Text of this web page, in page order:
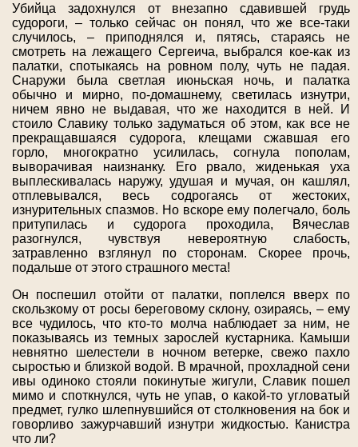
Убийца задохнулся от внезапно сдавившей грудь
судороги, – только сейчас он понял, что же все-таки
случилось, – приподнялся и, пятясь, стараясь не
смотреть на лежащего Сергеича, выбрался кое-как из
палатки, спотыкаясь на ровном полу, чуть не падая.
Снаружи была светлая июньская ночь, и палатка
обычно и мирно, по-домашнему, светилась изнутри,
ничем явно не выдавая, что же находится в ней. И
стоило Славику только задуматься об этом, как все не
прекращавшаяся судорога, клещами сжавшая его
горло, многократно усилилась, согнула пополам,
выворачивая наизнанку. Его рвало, жиденькая уха
выплескивалась наружу, удушая и мучая, он кашлял,
отплевывался, весь содрогаясь от жестоких,
изнурительных спазмов. Но вскоре ему полегчало, боль
притупилась и судорога проходила, Вячеслав
разогнулся, чувствуя невероятную слабость,
затравленно взглянул по сторонам. Скорее прочь,
подальше от этого страшного места!
Он поспешил отойти от палатки, поплелся вверх по
скользкому от росы береговому склону, озираясь, – ему
все чудилось, что кто-то молча наблюдает за ним, не
показываясь из темных зарослей кустарника. Камыши
невнятно шелестели в ночном ветерке, свежо пахло
сыростью и близкой водой. В мрачной, прохладной сени
ивы одиноко стояли покинутые жигули, Славик пошел
мимо и споткнулся, чуть не упав, о какой-то угловатый
предмет, гулко шлепнувшийся от столкновения на бок и
говорливо зажурчавший изнутри жидкостью. Канистра
что ли?